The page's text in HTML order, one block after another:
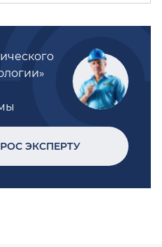
ЭКСПЕРТУ